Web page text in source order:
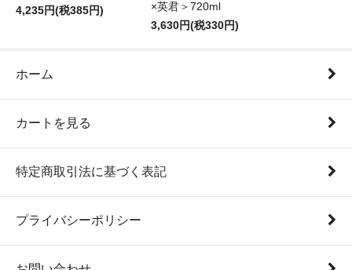
4,235円(税385円)
×英君＞720ml
3,630円(税330円)
ホーム
カートを見る
特定商取引法に基づく表記
プライバシーポリシー